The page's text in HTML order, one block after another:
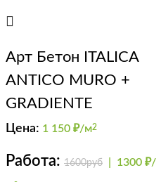
Арт Бетон ITALICA
ANTICO MURO +
GRADIENTE
Цена: 1 150 ₽/м2
Работа: 1600руб 1300 ₽/